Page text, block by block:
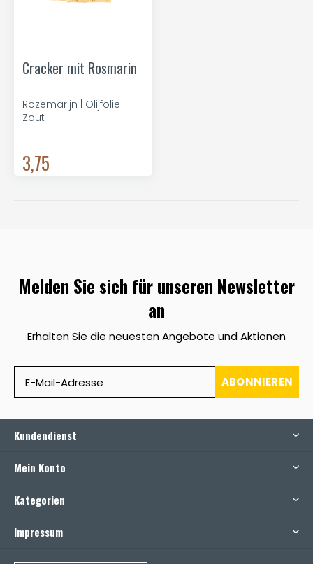
Cracker mit Rosmarin
Rozemarijn | Olijfolie |
Zout
3,75
Melden Sie sich für unseren Newsletter
an
Erhalten Sie die neuesten Angebote und Aktionen
ABONNIEREN
Kundendienst
Mein Konto
Kategorien
Impressum